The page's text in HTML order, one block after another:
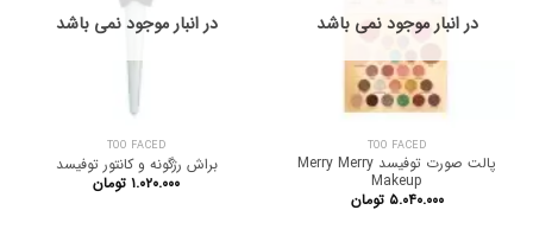
در انبار موجود نمی باشد
TOO FACED
پالت صورت توفیسد Merry Merry
Makeup
۵.۰۴۰.۰۰۰ تومان
در انبار موجود نمی باشد
TOO FACED
براش رژگونه و کانتور توفیسد
۱.۰۲۰.۰۰۰ تومان